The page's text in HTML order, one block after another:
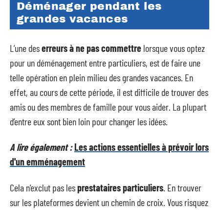
Déménager pendant les
grandes vacances
L’une deserreurs à ne pas commettre lorsque vous optez
pour un déménagement entre particuliers, est de faire une
telle opération en plein milieu des grandes vacances. En
effet, au cours de cette période, il est difficile de trouver des
amis ou des membres de famille pour vous aider. La plupart
d’entre eux sont bien loin pour changer les idées.
A lire également :Les actions essentielles à prévoir lors
d'un emménagement
Cela n’exclut pas lesprestataires particuliers . En trouver
sur les plateformes devient un chemin de croix. Vous risquez